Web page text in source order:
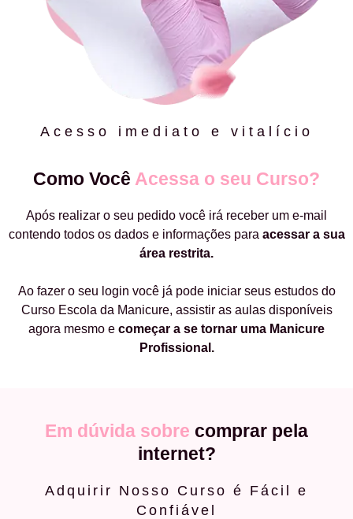
Acesso imediato e vitalício
Como Você Acessa o seu Curso?
Após realizar o seu pedido você irá receber um e-mail
contendo todos os dados e informações para acessar a sua
área restrita.
Ao fazer o seu login você já pode iniciar seus estudos do
Curso Escola da Manicure, assistir as aulas disponíveis
agora mesmo e começar a se tornar uma Manicure
Profissional.
Em dúvida sobre comprar pela
internet?
Adquirir Nosso Curso é Fácil e
Confiável